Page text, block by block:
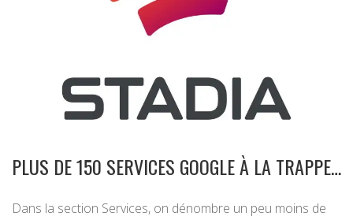
PLUS DE 150 SERVICES GOOGLE À LA TRAPPE…
Dans la section Services, on dénombre un peu moins de